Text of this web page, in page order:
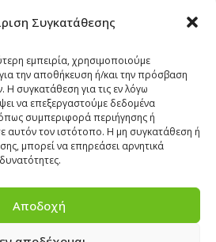
Συγκατάθεσης
εμπειρία, χρησιμοποιούμε
την αποθήκευση ή/και την πρόσβαση
συγκατάθεση για τις εν λόγω
να επεξεργαστούμε δεδομένα
συμπεριφορά περιήγησης ή
αυτόν τον ιστότοπο. Η μη συγκατάθεση ή
μπορεί να επηρεάσει αρνητικά
Αποδοχή
Πάρος 84400
847 00